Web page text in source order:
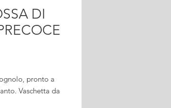
DI
pronto a
Vaschetta da